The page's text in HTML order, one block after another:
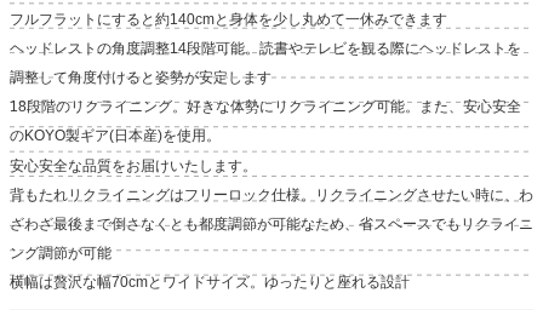
フルフラットにすると約140cmと身体を少し丸めて一休みできます
ヘッドレストの角度調整14段階可能。読書やテレビを観る際にヘッドレストを
調整して角度付けると姿勢が安定します
18段階のリクライニング。好きな体勢にリクライニング可能。また、安心安全
のKOYO製ギア(日本産)を使用。
安心安全な品質をお届けいたします。
背もたれリクライニングはフリーロック仕様。リクライニングさせたい時に、わ
ざわざ最後まで倒さなくとも都度調節が可能なため、省スペースでもリクライニ
ング調節が可能
横幅は贅沢な幅70cmとワイドサイズ。ゆったりと座れる設計